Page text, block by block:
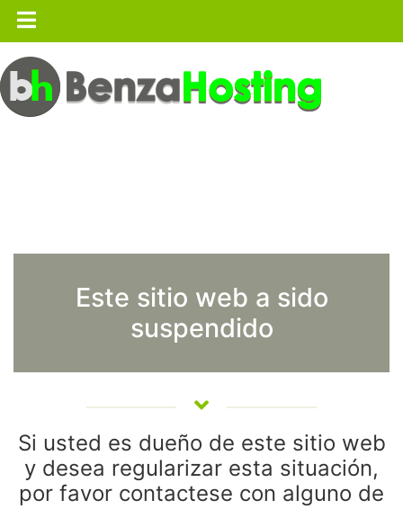
Este sitio web a sido
suspendido
Si usted es dueño de este sitio web
y desea regularizar esta situación,
por favor contactese con alguno de